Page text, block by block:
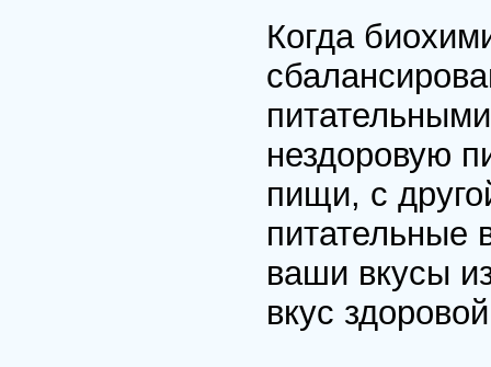
Когда
нездоровую
пищи, с
питательные
ваши вкусы
вкус